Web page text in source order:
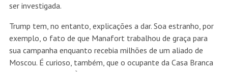
ser investigada.
Trump tem, no entanto, explicações a dar. Soa estranho, por
exemplo, o fato de que Manafort trabalhou de graça para
sua campanha enquanto recebia milhões de um aliado de
Moscou. É curioso, também, que o ocupante da Casa Branca